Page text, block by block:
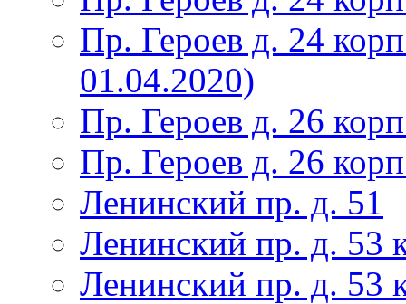
Пр. Героев д. 24
01.04.2020)
Пр. Героев д. 26
Пр. Героев д. 26
Ленинский пр. д. 51
Ленинский пр. д. 53
Ленинский пр. д. 53